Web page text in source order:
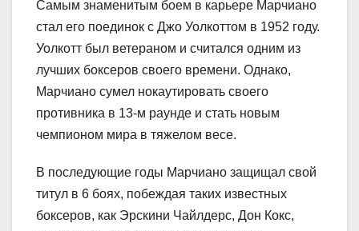
Самым знаменитым боем в карьере Марчиано
стал его поединок с Джо Уолкоттом в 1952 году.
Уолкотт был ветераном и считался одним из
лучших боксеров своего времени. Однако,
Марчиано сумел нокаутировать своего
противника в 13-м раунде и стать новым
чемпионом мира в тяжелом весе.
В последующие годы Марчиано защищал свой
титул в 6 боях, побеждая таких известных
боксеров, как Эрскини Чайлдерс, Дон Кокс,